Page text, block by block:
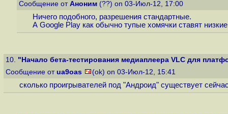
Сообщение от Аноним (??) on 03-Июл-12, 17:00
Ничего подобного, разрешения стандартные.
А Google Play как обычно тупые хомячки ставят
10. "Начало бета-тестирования медиаплеера VLC для
Сообщение от ua9oas (ok) on 03-Июл-12, 15:41
сколько проигрывателей под "Андроид" существует